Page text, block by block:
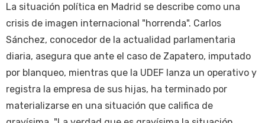
La situación política en Madrid se describe como una
crisis de imagen internacional "horrenda". Carlos
Sánchez, conocedor de la actualidad parlamentaria
diaria, asegura que ante el caso de Zapatero, imputado
por blanqueo, mientras que la UDEF lanza un operativo y
registra la empresa de sus hijas, ha terminado por
materializarse en una situación que califica de